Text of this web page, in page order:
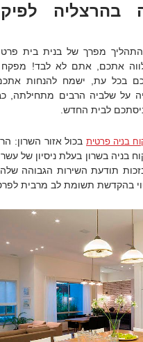
בהרצליה
התהליך מפרך של בנית בית
אתכם, אתם לא לבד! מפקח
בכל עת, ישמח להנחות
על שלביה הרבים מתחילתה,
לבית החדש.
בניה פרטית בכול אזור השרון:
בניה בשרון בעלת ניסיון של
תודעת השירות הגבוהה
בהקדשת תשומת לב מרבית